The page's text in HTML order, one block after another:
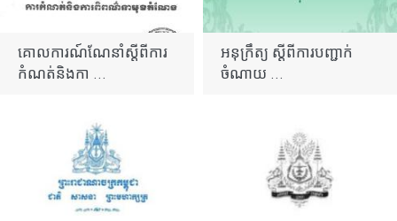
គោលការណ៍ណែនាំស្តីពីការ
កំណត់និងកា ...
អនុក្រឹត្យ ស្តីពីការបញ្ជាក់
ចំណាយ ...